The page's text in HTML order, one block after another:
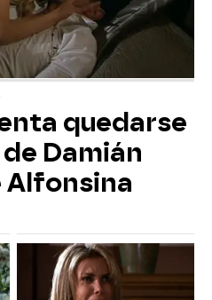
quedarse
Damián
Alfonsina